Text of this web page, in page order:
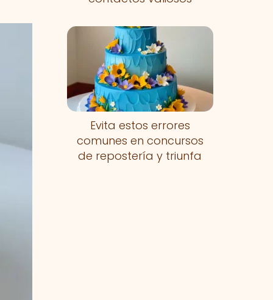
Evita estos errores
comunes en concursos
de repostería y triunfa